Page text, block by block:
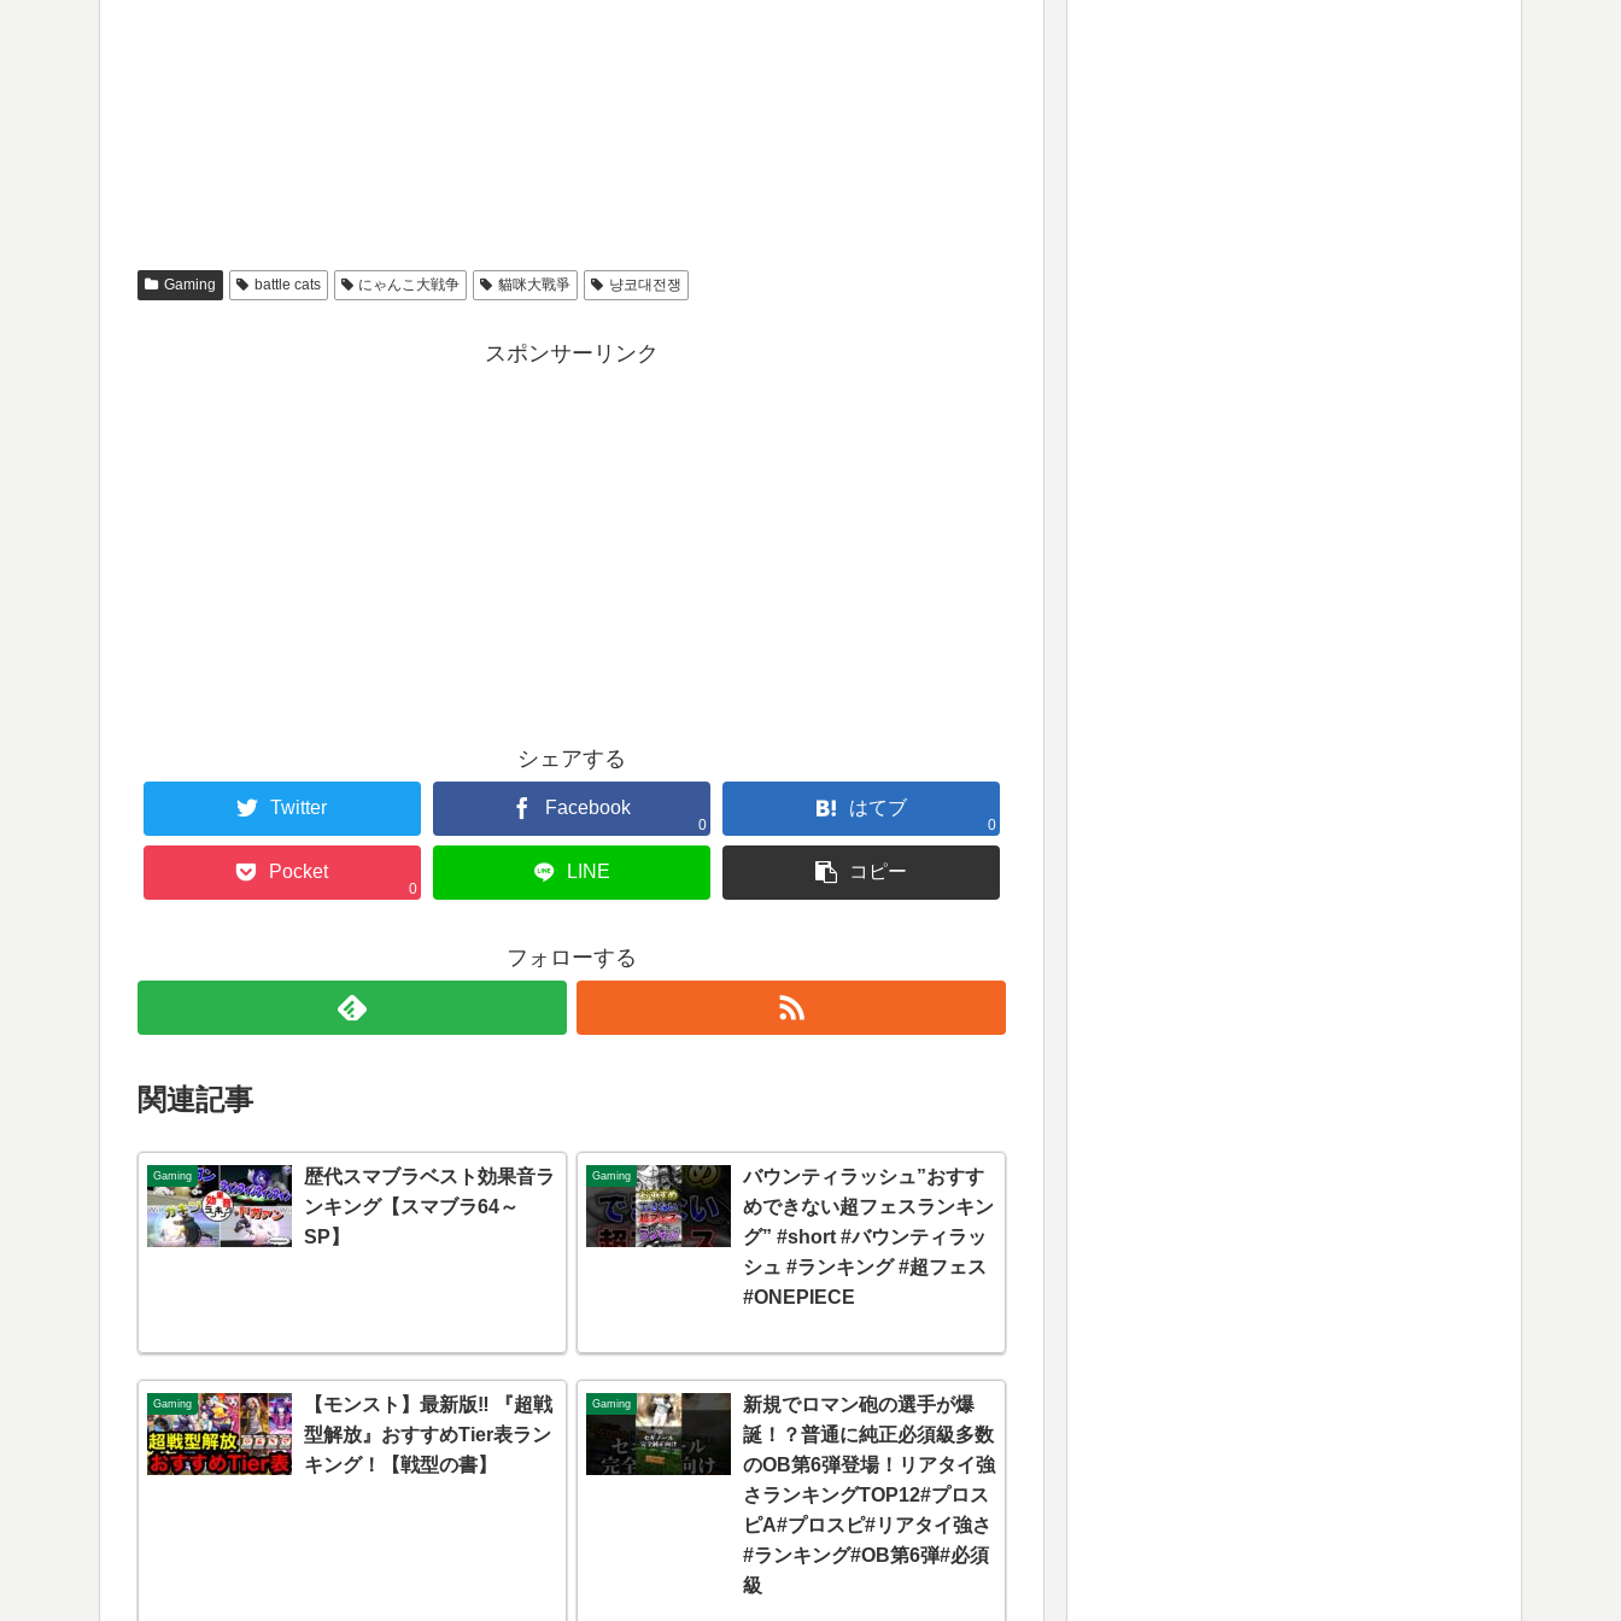
Gaming battle cats にゃんこ大戦争 貓咪大戰爭 냥코대전쟁
スポンサーリンク
シェアする
Twitter Facebook
0
はてブ
0
Pocket
0
LINE コピー
フォローする
関連記事
Gaming
歴代スマブラベスト効果音ラ
ンキング【スマブラ64～
SP】
Gaming
バウンティラッシュ”おすす
めできない超フェスランキン
グ” #short #バウンティラッ
シュ #ランキング #超フェス
#ONEPIECE
Gaming
【モンスト】最新版‼︎ 『超戦
型解放』おすすめTier表ラン
キング！【戦型の書】
Gaming
新規でロマン砲の選手が爆
誕！？普通に純正必須級多数
のOB第6弾登場！リアタイ強
さランキングTOP12#プロス
ピA#プロスピ#リアタイ強さ
#ランキング#OB第6弾#必須
級